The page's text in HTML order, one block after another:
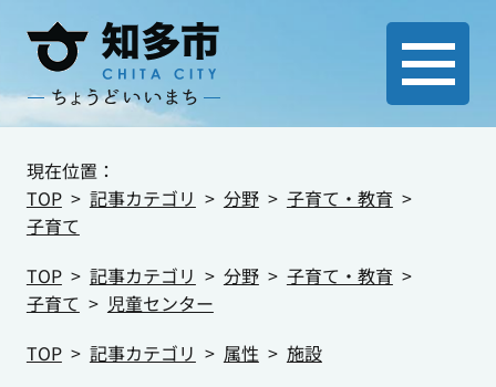
現在位置：
TOP
記事カテゴリ 分野
子育て・教育
子育て
TOP
記事カテゴリ 分野
子育て・教育
子育て
児童センター
TOP
記事カテゴリ 属性
施設